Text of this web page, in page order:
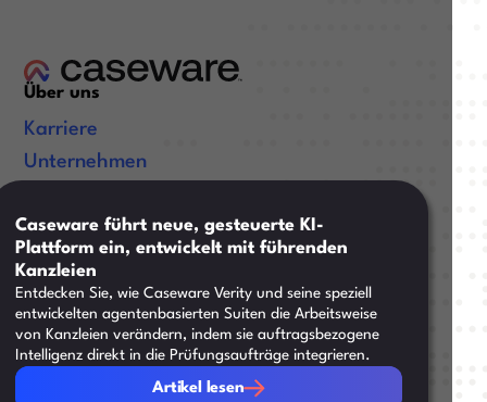
Über uns
Karriere
Unternehmen
Nützliche Links
Ressourcen
Trainings
Support
Caseware führt neue, gesteuerte KI-
Plattform ein, entwickelt mit führenden
Kanzleien
Entdecken Sie, wie Caseware Verity und seine speziell
entwickelten agentenbasierten Suiten die Arbeitsweise
von Kanzleien verändern, indem sie auftragsbezogene
Intelligenz direkt in die Prüfungsaufträge integrieren.
Artikel lesen
Artikel lesen